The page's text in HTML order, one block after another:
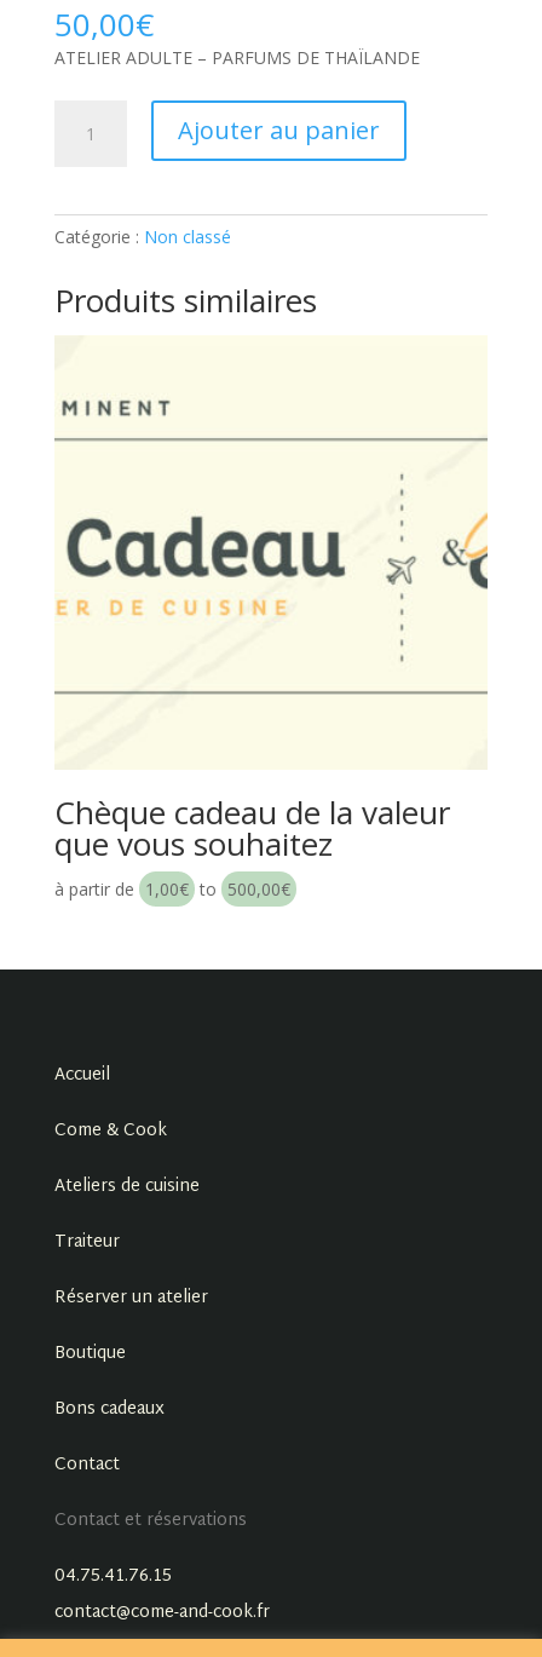
50,00€
ATELIER ADULTE – PARFUMS DE THAÏLANDE
PARFUMS
THAÏLANDE:
Ticket
Ajouter au panier
Catégorie : Non classé
Produits similaires
Chèque cadeau de la valeur
que vous souhaitez
à partir de 1,00€ to 500,00€
Accueil
Come & Cook
Ateliers de cuisine
Traiteur
Réserver un atelier
Boutique
Bons cadeaux
Contact
Contact et réservations
04.75.41.76.15
contact@come-and-cook.fr